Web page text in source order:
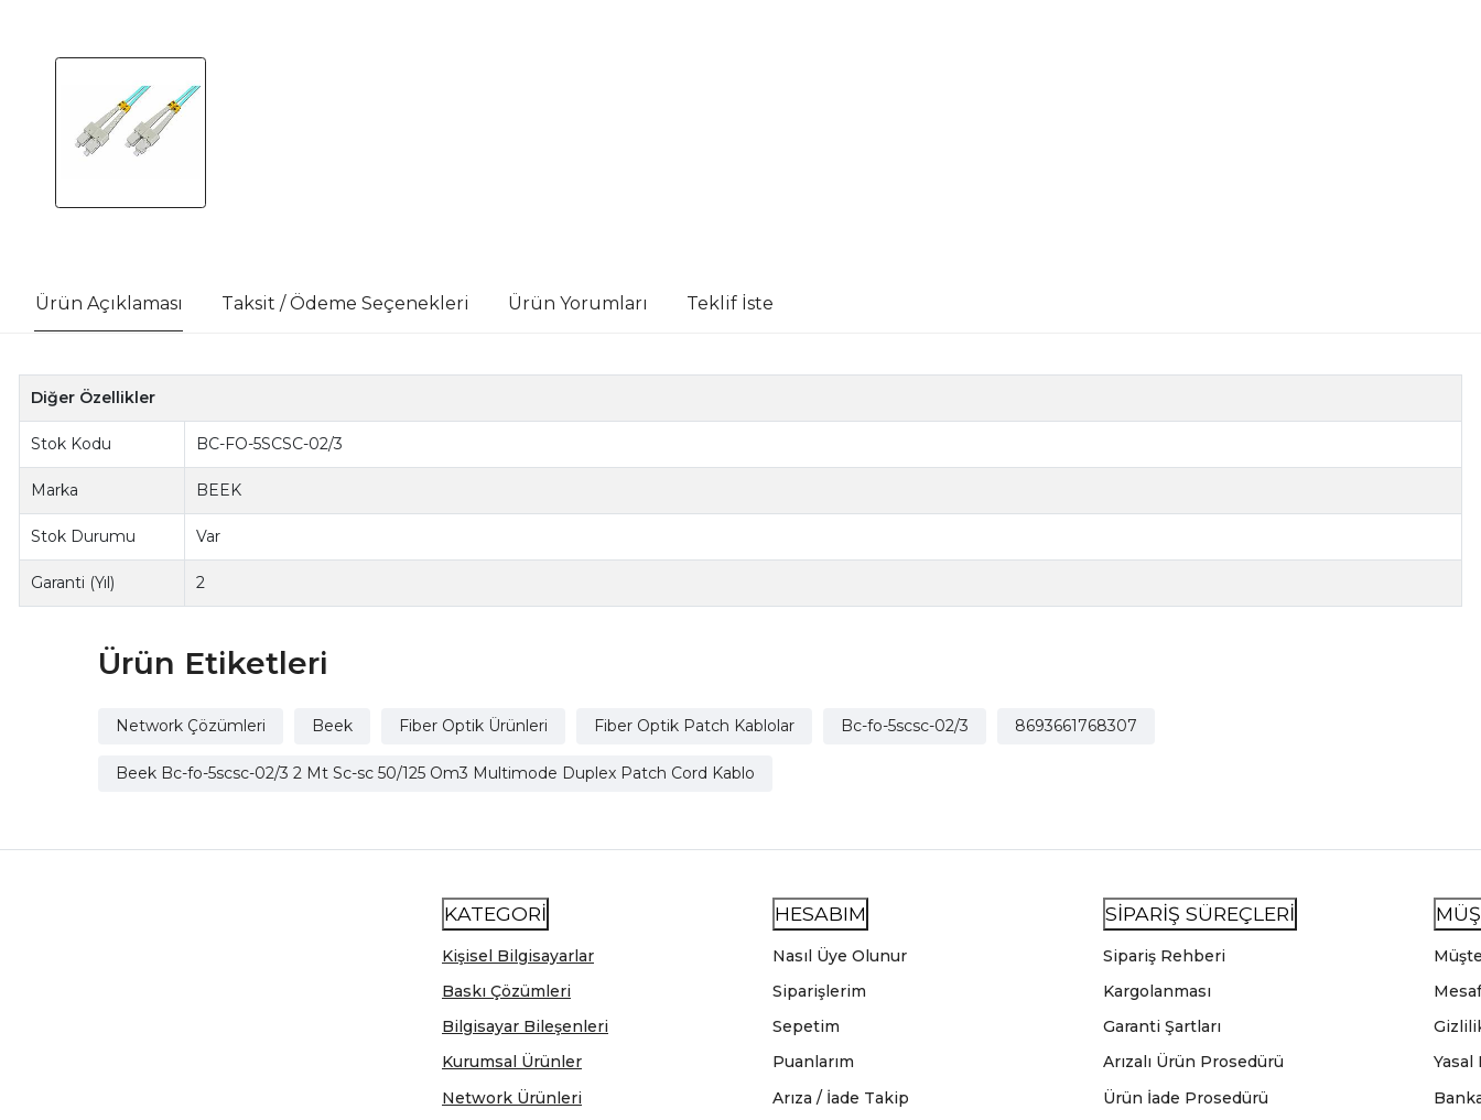
Ürün Açıklaması Taksit / Ödeme Seçenekleri Ürün Yorumları Teklif İste
Diğer Özellikler
Stok Kodu BC-FO-5SCSC-02/3
Marka BEEK
Stok Durumu Var
Garanti (Yıl) 2
Ürün Etiketleri
Network Çözümleri Beek Fiber Optik Ürünleri Fiber Optik Patch Kablolar Bc-fo-5scsc-02/3 8693661768307
Beek Bc-fo-5scsc-02/3 2 Mt Sc-sc 50/125 Om3 Multimode Duplex Patch Cord Kablo
KATEGORİ
Kişisel Bilgisayarlar
Baskı Çözümleri
Bilgisayar Bileşenleri
Kurumsal Ürünler
Network Ürünleri
HESABIM
Nasıl Üye Olunur
Siparişlerim
Sepetim
Puanlarım
Arıza / İade Takip
SİPARİŞ SÜREÇLERİ
Sipariş Rehberi
Kargolanması
Garanti Şartları
Arızalı Ürün Prosedürü
Ürün İade Prosedürü
Yasal